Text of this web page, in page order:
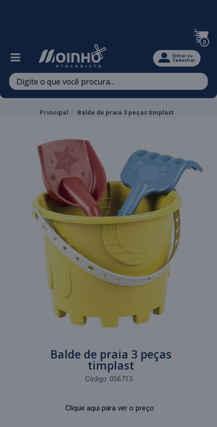
0
Entrar ou
Cadastrar
Principal Balde de praia 3 peças timplast
Balde de praia 3 peças
timplast
Código: 056713
Clique aqui para ver o preço